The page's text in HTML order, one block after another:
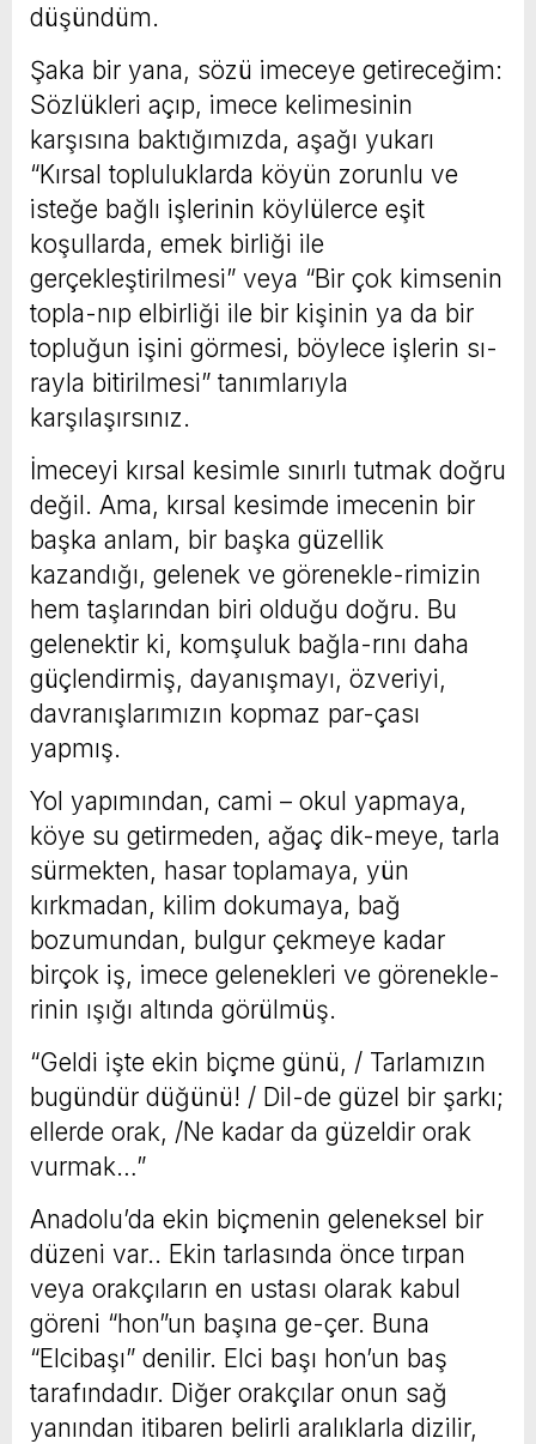
düşündüm.
Şaka bir yana, sözü imeceye getireceğim:
Sözlükleri açıp, imece kelimesinin
karşısına baktığımızda, aşağı yukarı
“Kırsal topluluklarda köyün zorunlu ve
isteğe bağlı işlerinin köylülerce eşit
koşullarda, emek birliği ile
gerçekleştirilmesi” veya “Bir çok kimsenin
topla-nıp elbirliği ile bir kişinin ya da bir
topluğun işini görmesi, böylece işlerin sı-
rayla bitirilmesi” tanımlarıyla
karşılaşırsınız.
İmeceyi kırsal kesimle sınırlı tutmak doğru
değil. Ama, kırsal kesimde imecenin bir
başka anlam, bir başka güzellik
kazandığı, gelenek ve görenekle-rimizin
hem taşlarından biri olduğu doğru. Bu
gelenektir ki, komşuluk bağla-rını daha
güçlendirmiş, dayanışmayı, özveriyi,
davranışlarımızın kopmaz par-çası
yapmış.
Yol yapımından, cami – okul yapmaya,
köye su getirmeden, ağaç dik-meye, tarla
sürmekten, hasar toplamaya, yün
kırkmadan, kilim dokumaya, bağ
bozumundan, bulgur çekmeye kadar
birçok iş, imece gelenekleri ve görenekle-
rinin ışığı altında görülmüş.
“Geldi işte ekin biçme günü, / Tarlamızın
bugündür düğünü! / Dil-de güzel bir şarkı;
ellerde orak, /Ne kadar da güzeldir orak
vurmak…”
Anadolu’da ekin biçmenin geleneksel bir
düzeni var.. Ekin tarlasında önce tırpan
veya orakçıların en ustası olarak kabul
göreni “hon”un başına ge-çer. Buna
“Elcibaşı” denilir. Elci başı hon’un baş
tarafındadır. Diğer orakçılar onun sağ
yanından itibaren belirli aralıklarla dizilir,